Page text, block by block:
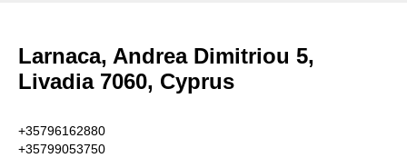
Larnaca, Andrea Dimitriou 5,
Livadia 7060, Cyprus
+35796162880
+35799053750